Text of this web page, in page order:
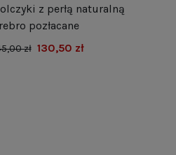
z perłą naturalną
pozłacane
zł 130,50 zł